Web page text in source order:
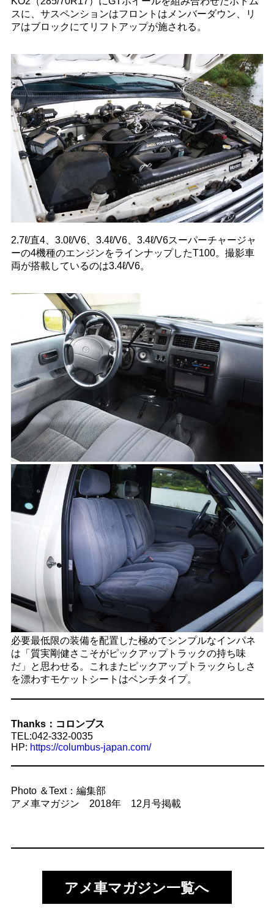
スに、サスペンションはフロントはメンバーダウン、リ
アはブロックにてリフトアップが施される。
2.7ℓ/直4、3.0ℓ/V6、3.4ℓ/V6、3.4ℓ/V6スーパーチャージャ
ーの4機種のエンジンをラインナップしたT100。撮影車
両が搭載しているのは3.4ℓ/V6。
必要最低限の装備を配置した極めてシンプルなインパネ
は「質実剛健さこそがピックアップトラックの持ち味
だ」と思わせる。これまたピックアップトラックらしさ
を漂わすモケットシートはベンチタイプ。
Thanks：コロンブス
TEL:042-332-0035
HP: https://columbus-japan.com/
Photo ＆Text：編集部
アメ車マガジン 2018年 12月号掲載
アメ車マガジン一覧へ